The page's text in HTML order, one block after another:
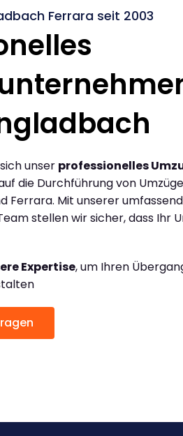
Ferrara seit 2003
unser professionelles
die Durchführung von
Ferrara. Mit unserer
stellen wir sicher, dass Ihr
Expertise, um Ihren